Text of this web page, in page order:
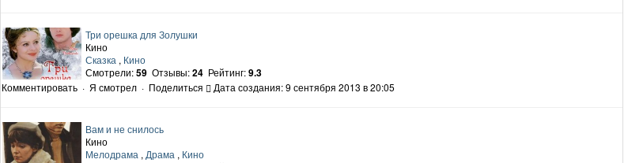
Три орешка для Золушки
Кино
Сказка , Кино
Смотрели:59 Отзывы:24 Рейтинг:9.3
Комментировать · Я смотрел · Поделиться Дата создания: 9 сентября 2013 в 20:05
Вам и не снилось
Кино
Мелодрама , Драма , Кино